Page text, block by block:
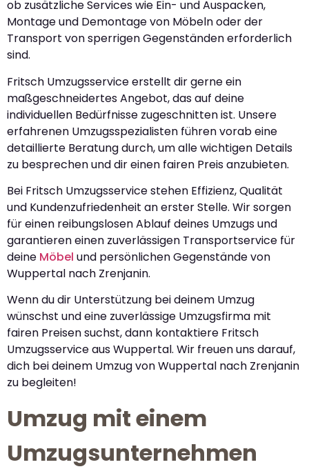
ob zusätzliche Services wie Ein- und Auspacken,
Montage und Demontage von Möbeln oder der
Transport von sperrigen Gegenständen erforderlich
sind.
Fritsch Umzugsservice erstellt dir gerne ein
maßgeschneidertes Angebot, das auf deine
individuellen Bedürfnisse zugeschnitten ist. Unsere
erfahrenen Umzugsspezialisten führen vorab eine
detaillierte Beratung durch, um alle wichtigen Details
zu besprechen und dir einen fairen Preis anzubieten.
Bei Fritsch Umzugsservice stehen Effizienz, Qualität
und Kundenzufriedenheit an erster Stelle. Wir sorgen
für einen reibungslosen Ablauf deines Umzugs und
garantieren einen zuverlässigen Transportservice für
deine Möbel und persönlichen Gegenstände von
Wuppertal nach Zrenjanin.
Wenn du dir Unterstützung bei deinem Umzug
wünschst und eine zuverlässige Umzugsfirma mit
fairen Preisen suchst, dann kontaktiere Fritsch
Umzugsservice aus Wuppertal. Wir freuen uns darauf,
dich bei deinem Umzug von Wuppertal nach Zrenjanin
zu begleiten!
Umzug mit einem
Umzugsunternehmen